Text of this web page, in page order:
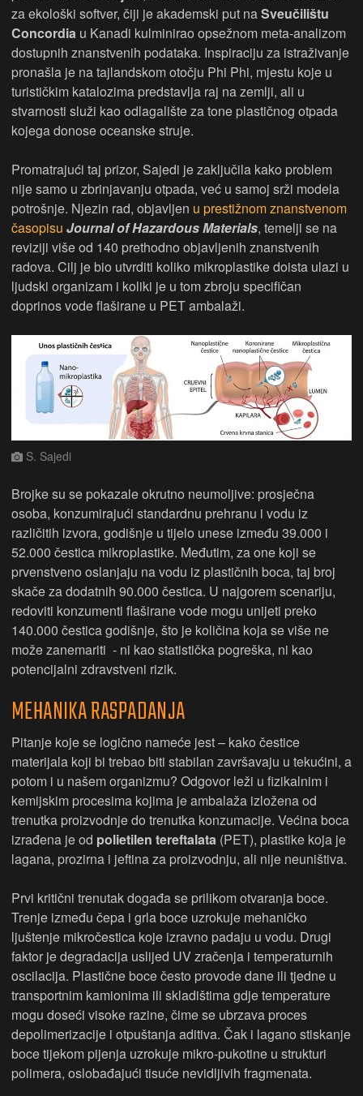
za ekološki softver, čiji je akademski put naSveučilištu
Concordia u Kanadi kulminirao opsežnom meta-analizom
dostupnih znanstvenih podataka. Inspiraciju za istraživanje
pronašla je na tajlandskom otočju Phi Phi, mjestu koje u
turističkim katalozima predstavlja raj na zemlji, ali u
stvarnosti služi kao odlagalište za tone plastičnog otpada
kojega donose oceanske struje.
Promatrajući taj prizor, Sajedi je zaključila kako problem
nije samo u zbrinjavanju otpada, već u samoj srži modela
potrošnje. Njezin rad, objavljen u prestižnom znanstvenom
časopisu Journal of Hazardous Materials, temelji se na
reviziji više od 140 prethodno objavljenih znanstvenih
radova. Cilj je bio utvrditi koliko mikroplastike doista ulazi u
ljudski organizam i koliki je u tom zbroju specifičan
doprinos vode flaširane u PET ambalaži.
S. Sajedi
Brojke su se pokazale okrutno neumoljive: prosječna
osoba, konzumirajući standardnu prehranu i vodu iz
različitih izvora, godišnje u tijelo unese između 39.000 i
52.000 čestica mikroplastike. Međutim, za one koji se
prvenstveno oslanjaju na vodu iz plastičnih boca, taj broj
skače za dodatnih 90.000 čestica. U najgorem scenariju,
redoviti konzumenti flaširane vode mogu unijeti preko
140.000 čestica godišnje, što je količina koja se više ne
može zanemariti - ni kao statistička pogreška, ni kao
potencijalni zdravstveni rizik.
MEHANIKA RASPADANJA
Pitanje koje se logično nameće jest – kako čestice
materijala koji bi trebao biti stabilan završavaju u tekućini, a
potom i u našem organizmu? Odgovor leži u fizikalnim i
kemijskim procesima kojima je ambalaža izložena od
trenutka proizvodnje do trenutka konzumacije. Većina boca
izrađena je od polietilen tereftalata (PET), plastike koja je
lagana, prozirna i jeftina za proizvodnju, ali nije neuništiva.
Prvi kritični trenutak događa se prilikom otvaranja boce.
Trenje između čepa i grla boce uzrokuje mehaničko
ljuštenje mikročestica koje izravno padaju u vodu. Drugi
faktor je degradacija uslijed UV zračenja i temperaturnih
oscilacija. Plastične boce često provode dane ili tjedne u
transportnim kamionima ili skladištima gdje temperature
mogu doseći visoke razine, čime se ubrzava proces
depolimerizacije i otpuštanja aditiva. Čak i lagano stiskanje
boce tijekom pijenja uzrokuje mikro-pukotine u strukturi
polimera, oslobađajući tisuće nevidljivih fragmenata.